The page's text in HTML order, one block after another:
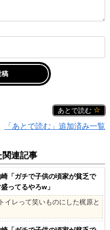
あとで読む
「あとで読む」追加済み一覧
関連記事
崎「ガチで子供の頃家が貧乏で
ってるやろw」
イレって笑いものにした梶原と